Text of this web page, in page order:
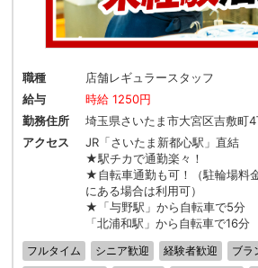
職種
店舗レギュラースタッフ
給与
時給 1250円
勤務住所
埼玉県さいたま市大宮区吉敷町
アクセス
JR「さいたま新都心駅」直結
★駅チカで通勤楽々！
★自転車通勤も可！（駐輪場料
にある場合は利用可）
★「与野駅」から自転車で5分
「北浦和駅」から自転車で16分
フルタイム シニア歓迎 経験者歓迎
ブラ